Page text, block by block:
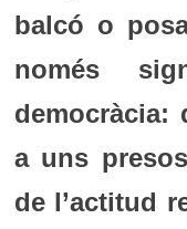
balcó o
només
democràcia:
a uns
de l’actitud